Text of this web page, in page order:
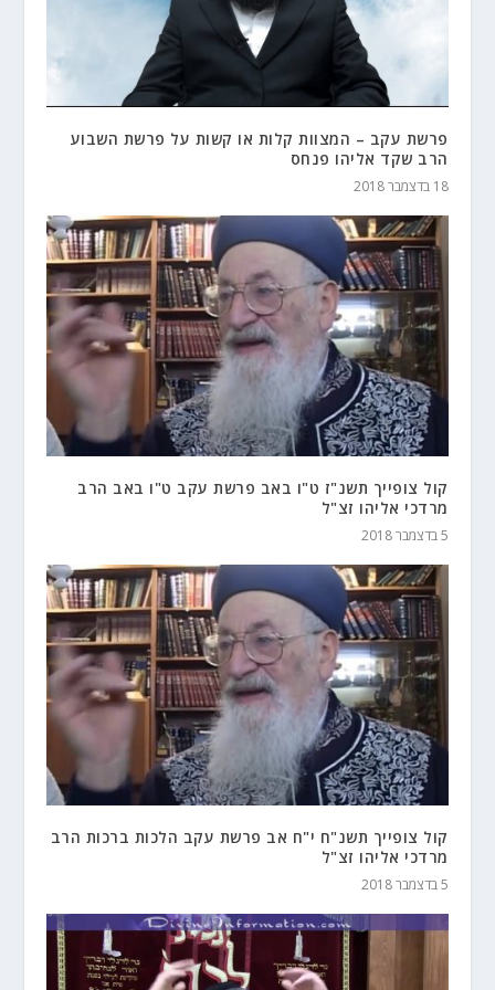
פרשת עקב – המצוות קלות או קשות על פרשת השבוע
הרב שקד אליהו פנחס
18 בדצמבר 2018
קול צופייך תשנ"ז ט"ו באב פרשת עקב ט"ו באב הרב
מרדכי אליהו זצ"ל
5 בדצמבר 2018
קול צופייך תשנ"ח י"ח אב פרשת עקב הלכות ברכות הרב
מרדכי אליהו זצ"ל
5 בדצמבר 2018